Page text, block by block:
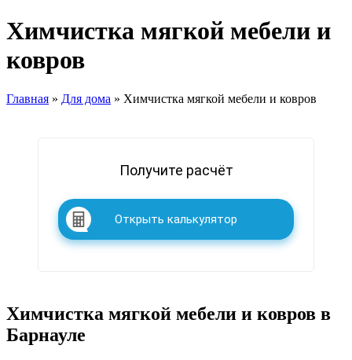
Химчистка мягкой мебели и
ковров
Главная » Для дома » Химчистка мягкой мебели и ковров
Получите расчёт
Открыть калькулятор
Химчистка мягкой мебели и ковров в
Барнауле